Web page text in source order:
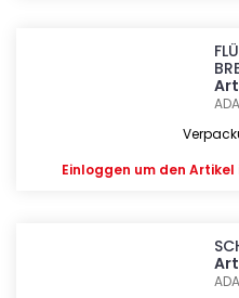
Einloggen um den Artikel